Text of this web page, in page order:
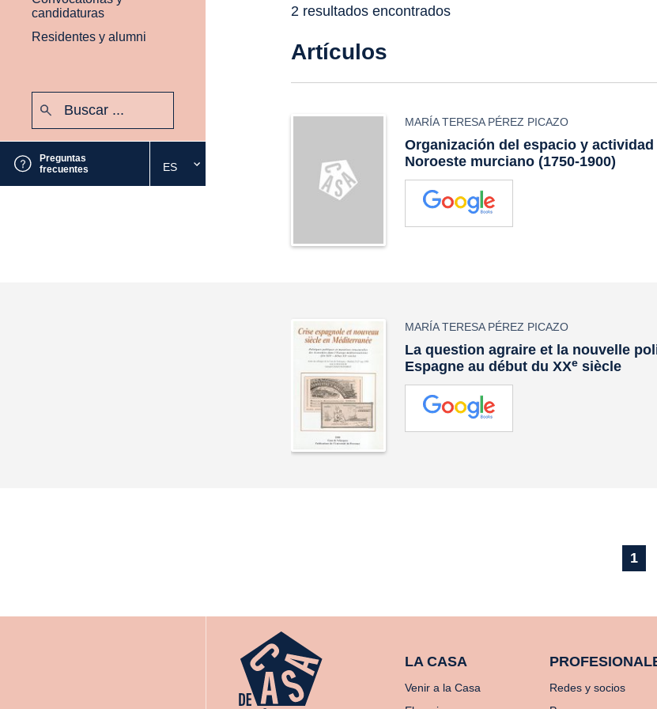
candidaturas
Residentes y alumni
Preguntas
frecuentes
Seleccione
el
ES
2 resultados encontrados
Artículos
MARÍA TERESA PÉREZ PICAZO
Organización del espacio y actividad
Noroeste murciano (1750-1900)
MARÍA TERESA PÉREZ PICAZO
La question agraire et la nouvelle
Espagne au début du XXe siècle
1
LA CASA
Venir a la Casa
Redes y socios